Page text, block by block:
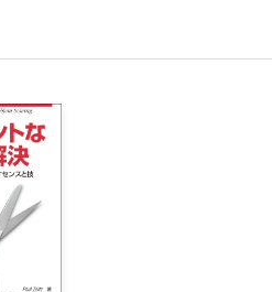
リアルのパズル
ル
トリアル
ルゴリズム設計戦略
（Magic Square）
ン問題（The n-Queens Problem）
の問題（Celebrity Problem）